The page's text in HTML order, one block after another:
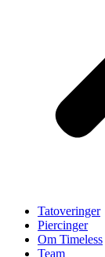
Tatoveringer
Piercinger
Om Timeless
Team